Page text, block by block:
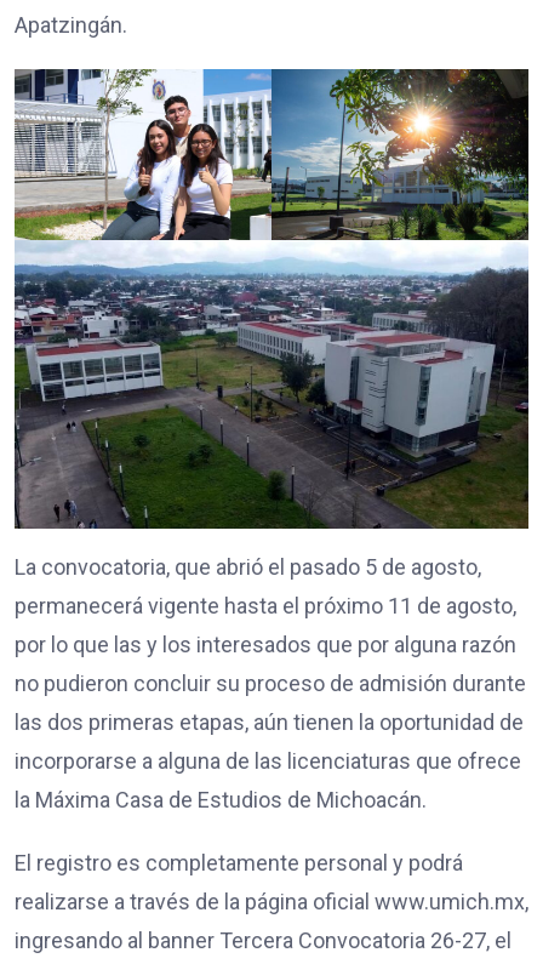
Apatzingán.
La convocatoria, que abrió el pasado 5 de agosto,
permanecerá vigente hasta el próximo 11 de agosto,
por lo que las y los interesados que por alguna razón
no pudieron concluir su proceso de admisión durante
las dos primeras etapas, aún tienen la oportunidad de
incorporarse a alguna de las licenciaturas que ofrece
la Máxima Casa de Estudios de Michoacán.
El registro es completamente personal y podrá
realizarse a través de la página oficial www.umich.mx,
ingresando al banner Tercera Convocatoria 26-27, el